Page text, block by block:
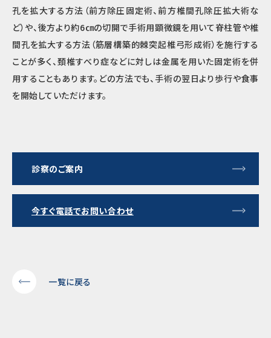
孔を拡大する方法（前方除圧固定術、前方椎間孔除圧拡大術な
ど）や、後方より約6㎝の切開で手術用顕微鏡を用いて脊柱管や椎
間孔を拡大する方法（筋層構築的棘突起椎弓形成術）を施行する
ことが多く、頚椎すべり症などに対しは金属を用いた固定術を併
用することもあります。どの方法でも、手術の翌日より歩行や食事
を開始していただけます。
診察のご案内
今すぐ電話でお問い合わせ
一覧に戻る